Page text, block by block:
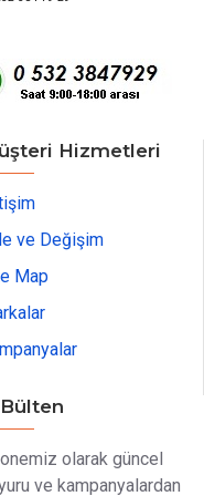
Hizmetleri
ve Değişim
Map
olarak güncel
ve kampanyalardan